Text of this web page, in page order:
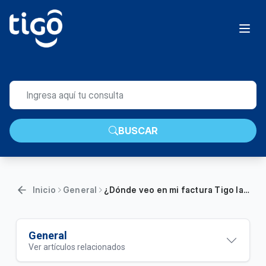
BUSCAR
Inicio General ¿Dónde veo en mi factura Tigo la fecha de corte? | Hogar
General
Ver artículos relacionados